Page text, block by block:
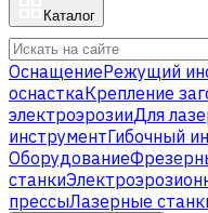
Каталог
ОснащениеРежущий
оснасткаКрепление
электроэрозииДля
инструментГибочный
Оборудование
станки
прессыЛазерные